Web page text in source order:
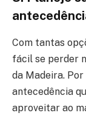
Com tantas
fácil se perder
da Madeira.
antecedência
aproveitar ao